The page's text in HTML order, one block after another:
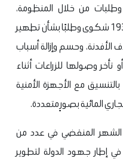
وطلبات من خلال المنظومة،
وتمثلت أفضل الاستجابات في حسم 193 شكوى وطلبًا بشأن تطهير
الأفدنة، وحسم وإزالة أسباب
وصولها للزراعات أثناء
بالتنسيق مع الأجهزة الأمنية
الشهر المنقضي في عدد من
في إطار جهود الدولة لتطوير